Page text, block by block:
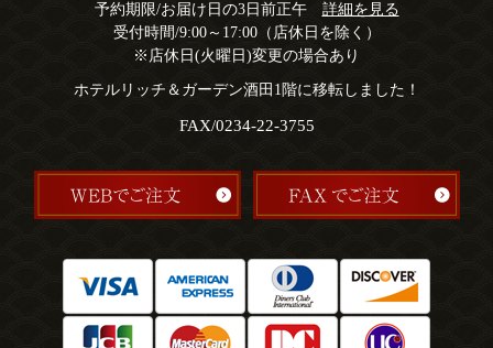
予約期限/お届け日の3日前正午 詳細を見る
受付時間/9:00～17:00（店休日を除く）
※店休日(火曜日)変更の場合あり
ホテルリッチ＆ガーデン酒田1階に移転しました！
FAX/0234-22-3755